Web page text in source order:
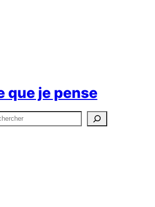
que je pense